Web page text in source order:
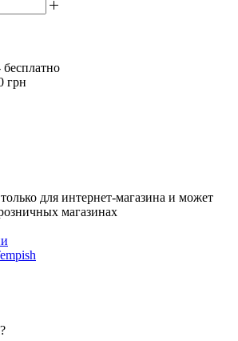
грн
для интернет-магазина и может
магазинах